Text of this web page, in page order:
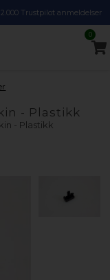
Trustpilot anmeldelser
0
- Plastikk
- Plastikk